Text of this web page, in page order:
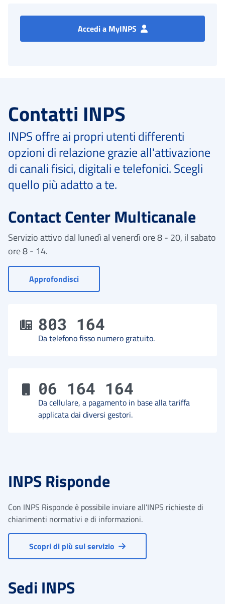
Accedi a MyINPS
Contatti INPS
INPS offre ai propri utenti differenti
opzioni di relazione grazie all'attivazione
di canali fisici, digitali e telefonici. Scegli
quello più adatto a te.
Contact Center Multicanale
Servizio attivo dal lunedì al venerdì ore 8 - 20, il sabato
ore 8 - 14.
Approfondisci- Vai a Contact Center
803 164
Da telefono fisso numero gratuito.
06 164 164
Da cellulare, a pagamento in base alla tariffa
applicata dai diversi gestori.
INPS Risponde
Con INPS Risponde è possibile inviare all’INPS richieste di
chiarimenti normativi e di informazioni.
Scopri di più sul servizio
Sedi INPS